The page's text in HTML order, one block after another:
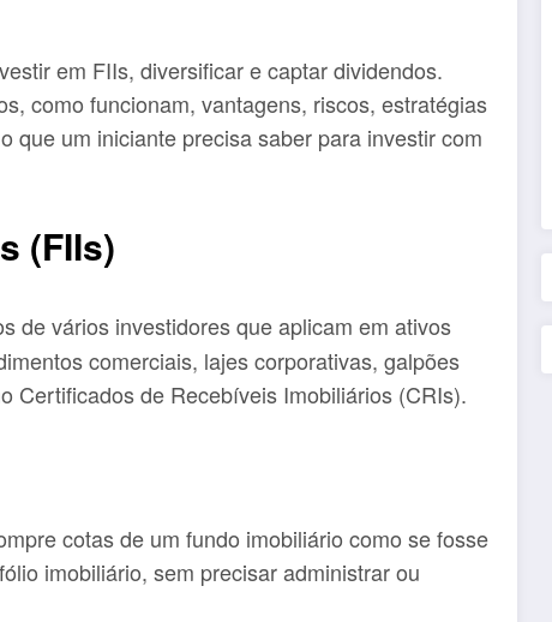
em FIIs, diversificar e captar dividendos.
como funcionam, vantagens, riscos, estratégias
que um iniciante precisa saber para investir com
(FIIs)
de vários investidores que aplicam em ativos
comerciais, lajes corporativas, galpões
Certificados de Recebíveis Imobiliários (CRIs).
cotas de um fundo imobiliário como se fosse
imobiliário, sem precisar administrar ou